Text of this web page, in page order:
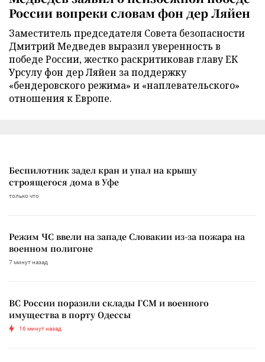
России вопреки словам фон дер Ляйен
Заместитель председателя Совета безопасности
Дмитрий Медведев выразил уверенность в
победе России, жестко раскритиковав главу ЕК
Урсулу фон дер Ляйен за поддержку
«бендеровского режима» и «наплевательского»
отношения к Европе.
Беспилотник задел кран и упал на крышу
строящегося дома в Уфе
только что
Режим ЧС ввели на западе Словакии из-за пожара на
военном полигоне
7 минут назад
ВС России поразили склады ГСМ и военного
имущества в порту Одессы
16 минут назад